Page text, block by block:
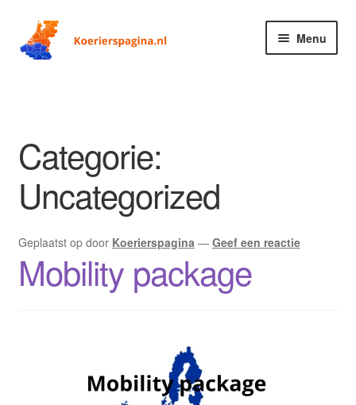
Ga
door
Ga
naar
Menu
Contact
Dashboard
Koeriersbedrijf aanmelden (gratis)
Koerierspagina
Login or Register
Categorie:
Uncategorized
Geplaatst op door Koerierspagina — Geef een reactie
Mobility package